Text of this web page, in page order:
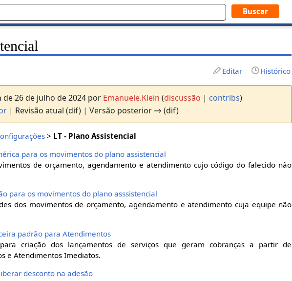
Editar Histórico
de 26 de julho de 2024 por Emanuele.Klein (discussão | contribs)
| Revisão atual (dif) | Versão posterior → (dif)
> LT - Plano Assistencial
para os movimentos do plano assistencial
de orçamento, agendamento e atendimento cujo código do falecido não
para os movimentos do plano asssistencial
dos movimentos de orçamento, agendamento e atendimento cuja equipe não
padrão para Atendimentos
criação dos lançamentos de serviços que geram cobranças a partir de
e Atendimentos Imediatos.
desconto na adesão